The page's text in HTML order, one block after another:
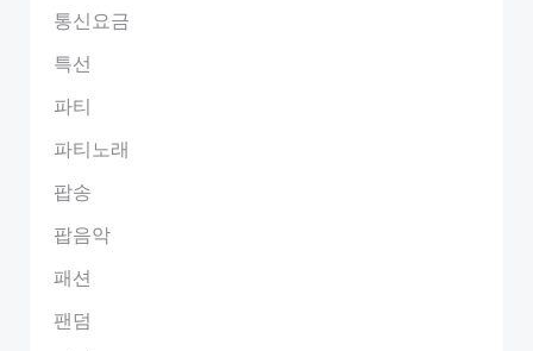
통신요금
특선
파티
파티노래
팝송
팝음악
패션
팬덤